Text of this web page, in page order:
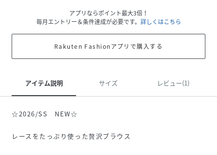
アプリならポイント最大3倍！
毎月エントリー＆条件達成が必要です。 詳しくはこちら
Rakuten Fashionアプリで購入する
アイテム説明 サイズ レビュー(1)
☆2026/SS NEW☆
レースをたっぷり使った贅沢ブラウス